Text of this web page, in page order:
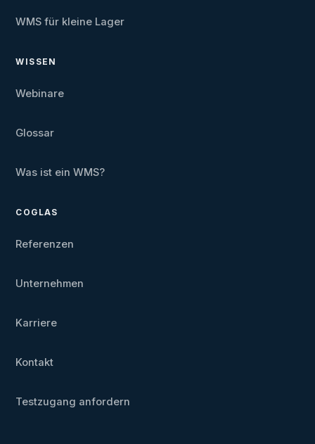
WMS für kleine Lager
WISSEN
Webinare
Glossar
Was ist ein WMS?
COGLAS
Referenzen
Unternehmen
Karriere
Kontakt
Testzugang anfordern